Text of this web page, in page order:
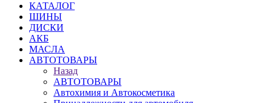
КАТАЛОГ
ШИНЫ
ДИСКИ
АКБ
МАСЛА
АВТОТОВАРЫ
Назад
АВТОТОВАРЫ
Автохимия и Автокосметика